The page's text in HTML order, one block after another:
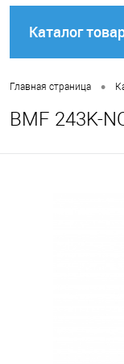
Каталог
Главная страница •
BMF 243K-